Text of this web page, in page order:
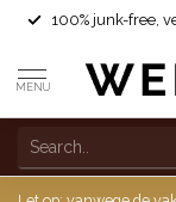
100% junk-free,
MENU